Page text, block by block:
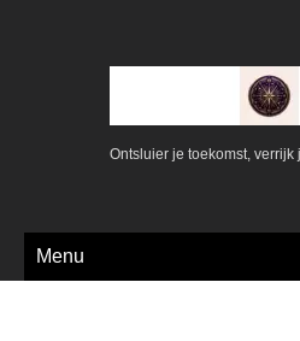
Ontsluier je toekomst, verrijk
Menu